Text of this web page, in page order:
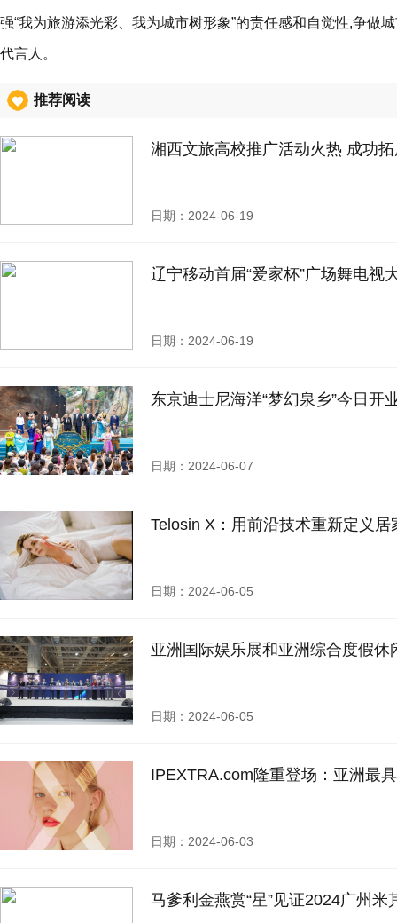
强“我为旅游添光彩、我为城市树形象”的责任感和自觉性,争做
代言人。
推荐阅读
湘西文旅高校推广活动火热 成功
日期：2024-06-19
辽宁移动首届“爱家杯”广场舞电视
日期：2024-06-19
东京迪士尼海洋“梦幻泉乡”今日开
日期：2024-06-07
Telosin X：用前沿技术重新定义居
日期：2024-06-05
亚洲国际娱乐展和亚洲综合度假休
日期：2024-06-05
IPEXTRA.com隆重登场：亚洲最
日期：2024-06-03
马爹利金燕赏“星”见证2024广州米